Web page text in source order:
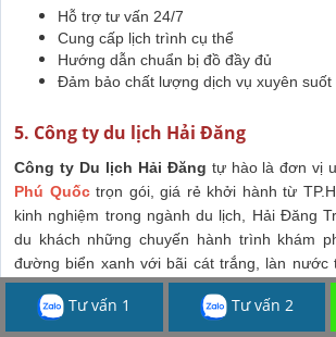
Hỗ trợ tư vấn 24/7
Cung cấp lịch trình cụ thể
Hướng dẫn chuẩn bị đồ đầy đủ
Đảm bảo chất lượng dịch vụ xuyên suốt
5. Công ty du lịch Hải Đăng
Công ty Du lịch Hải Đăng tự hào là đơn vị
Phú Quốctrọn gói, giá rẻ khởi hành từ
kinh nghiệm trong ngành du lịch, Hải Đăng
du khách những chuyến hành trình khám
đường biển xanh với bãi cát trắng, làn nước
trải nghiệm tuyệt vời về thiên nhiên và văn
Tư vấn 1 Tư vấn 2